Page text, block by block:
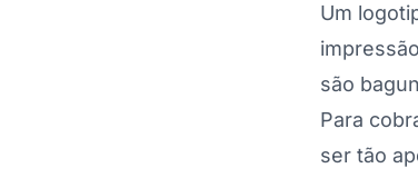
Um
são
Para
ser tão